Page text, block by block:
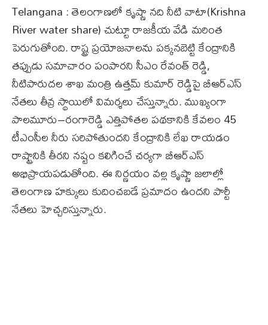
Telangana : తెలంగాణలో కృష్ణా నది నీటి వాటా(Krishna
River water share) చుట్టూ రాజకీయ వేడి మరింత
పెరుగుతోంది. రాష్ట్ర ప్రయోజనాలను పక్కనబెట్టి కేంద్రానికి
తప్పుడు సమాచారం పంపారని సీఎం రేవంత్ రెడ్డి,
నీటిపారుదల శాఖ మంత్రి ఉత్తమ్ కుమార్ రెడ్డిపై బీఆర్ఎస్
నేతలు తీవ్ర స్థాయిలో విమర్శలు చేస్తున్నారు. ముఖ్యంగా
పాలమూరు–రంగారెడ్డి ఎత్తిపోతల పథకానికి కేవలం 45
టీఎంసీల నీరు సరిపోతుందని కేంద్రానికి లేఖ రాయడం
రాష్ట్రానికి తీరని నష్టం కలిగించే చర్యగా బీఆర్ఎస్
అభిప్రాయపడుతోంది. ఈ నిర్ణయం వల్ల కృష్ణా జలాల్లో
తెలంగాణ హక్కులు కుదించబడే ప్రమాదం ఉందని పార్టీ
నేతలు హెచ్చరిస్తున్నారు.